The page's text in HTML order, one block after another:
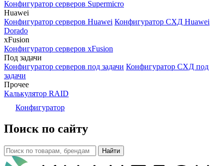
Конфигуратор серверов Supermicro
Huawei
Конфигуратор серверов Huawei Конфигуратор СХД Huawei
Dorado
xFusion
Конфигуратор серверов xFusion
Под задачи
Конфигуратор серверов под задачи Конфигуратор СХД под
задачи
Прочее
Калькулятор RAID
Конфигуратор
Поиск по сайту